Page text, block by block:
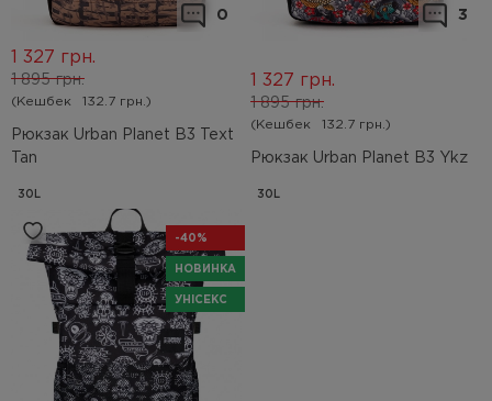
0
Рюкзак Urban Planet B3 Text
Tan
1 895 грн.
1 327 грн.
(Кешбек 132.7 грн.)
30L
3
Рюкзак Urban Planet B3 Ykz
1 895 грн.
1 327 грн.
(Кешбек 132.7 грн.)
30L
-40%
НОВИНКА
УНІСЕКС